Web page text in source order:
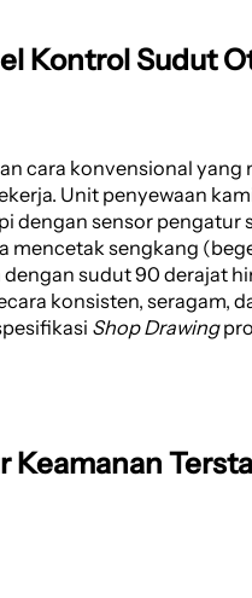
Kontrol Sudut
cara konvensional yang
Unit penyewaan
dengan sensor pengatur
mencetak sengkang
sudut 90 derajat
konsisten, seragam,
Shop Drawing
Keamanan